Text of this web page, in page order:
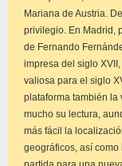
Mariana de Austria.
privilegio. En Madrid,
de Fernando
impresa del siglo
valiosa para el siglo
plataforma también la
mucho su lectura,
más fácil la
geográficos, así